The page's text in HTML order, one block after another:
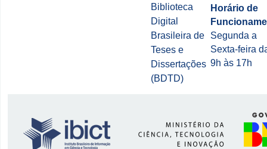
Biblioteca
Digital
Brasileira de
Teses e
Dissertações
(BDTD)
Horário de
Segunda a
Sexta-feira
9h às 17h